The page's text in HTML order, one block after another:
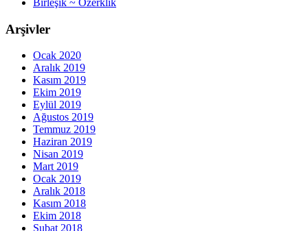
Arşivler
Ocak 2020
Aralık 2019
Kasım 2019
Ekim 2019
Eylül 2019
Ağustos 2019
Temmuz 2019
Haziran 2019
Nisan 2019
Mart 2019
Ocak 2019
Aralık 2018
Kasım 2018
Ekim 2018
Şubat 2018